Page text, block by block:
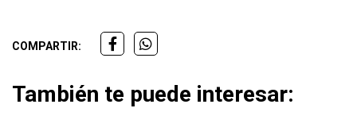
COMPARTIR:
También te puede interesar: